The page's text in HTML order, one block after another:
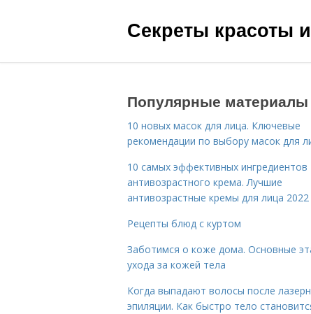
Секреты красоты
Популярные материалы
10 новых масок для лица. Ключевые
рекомендации по выбору масок для
10 самых эффективных ингредиентов
антивозрастного крема. Лучшие
антивозрастные кремы для лица 2022
Рецепты блюд с куртом
Заботимся о коже дома. Основные
ухода за кожей тела
Когда выпадают волосы после
эпиляции. Как быстро тело